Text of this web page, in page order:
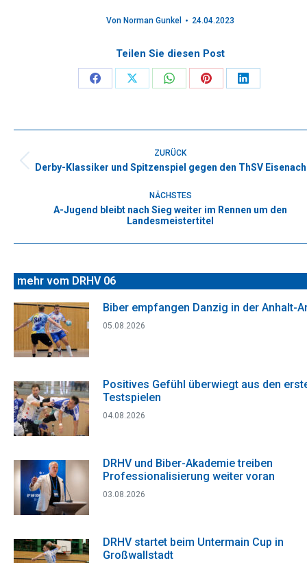
Von Norman Gunkel 24.04.2023
Teilen Sie diesen Post
Share
Facebook
Share
X
Share
WhatsApp
Share
Pinterest
Share
LinkedIn
ZURÜCK
Vorheriger
Derby-Klassiker und Spitzenspiel gegen den ThSV Eisenach
NÄCHSTES
Nächster
A-Jugend bleibt nach Sieg weiter im Rennen um den
Landesmeistertitel
mehr vom DRHV 06
Biber empfangen Danzig in der Anhalt-
05.08.2026
Positives Gefühl überwiegt aus den
Testspielen
04.08.2026
DRHV und Biber-Akademie treiben
Professionalisierung weiter voran
03.08.2026
DRHV startet beim Untermain Cup in
Großwallstadt